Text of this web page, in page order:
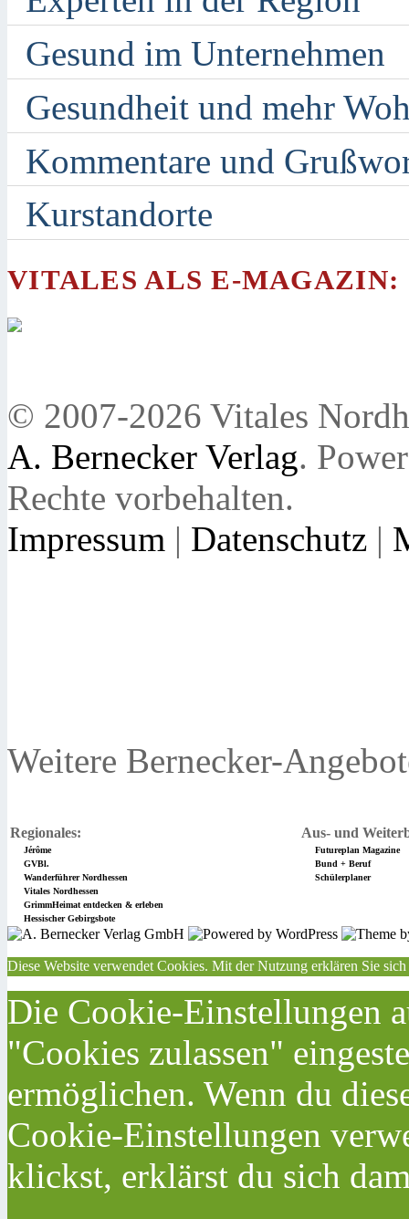
Gesund im Unternehmen
Gesundheit und mehr
Kommentare und
Kurstandorte
VITALES ALS E-MAGAZIN:
© 2007-2026 Vitales
A. Bernecker Verlag.
Rechte vorbehalten.
Impressum | Datenschutz |
Weitere Bernecker-
Regionales: Aus- und
Jérôme
Futureplan Magazine
GVBl.
Bund + Beruf
Wanderführer Nordhessen
Schülerplaner
Vitales Nordhessen
GrimmHeimat entdecken & erleben
Hessischer Gebirgsbote
Diese Website verwendet Cookies. Mit der Nutzung erklären Sie
Die Cookie-Einstellungen
"Cookies zulassen"
ermöglichen. Wenn du
Cookie-Einstellungen
klickst, erklärst du sich